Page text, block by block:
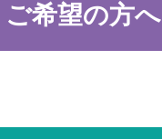
ご希望の方へ